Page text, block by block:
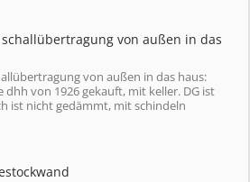
von außen in das
von außen in das haus:
von 1926 gekauft, mit keller. DG ist
ist nicht gedämmt, mit schindeln